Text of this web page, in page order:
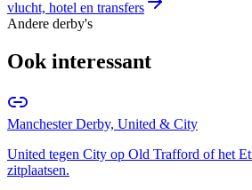
vlucht, hotel en transfers
Andere derby's
Ook interessant
Manchester Derby, United & City
United tegen City op Old Trafford of het
zitplaatsen.